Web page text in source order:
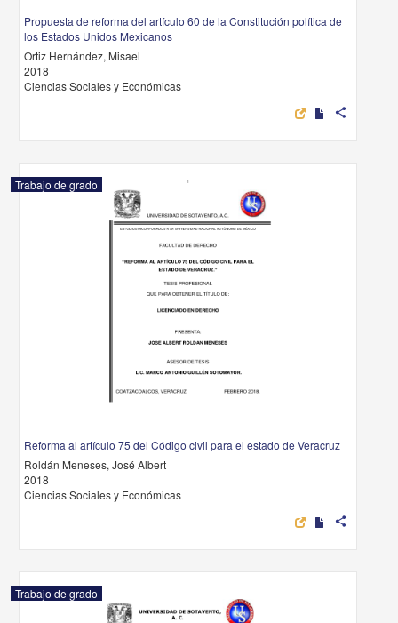
Propuesta de reforma del artículo 60 de la Constitución política de
los Estados Unidos Mexicanos
Ortiz Hernández, Misael
2018
Ciencias Sociales y Económicas
share
Trabajo de grado
Reforma al artículo 75 del Código civil para el estado de Veracruz
Roldán Meneses, José Albert
2018
Ciencias Sociales y Económicas
share
Trabajo de grado